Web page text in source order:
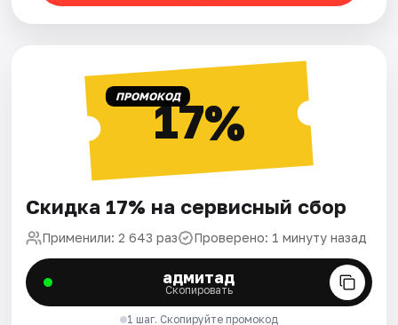
ПРОМОКОД17%
Скидка 17% на сервисный сбор
Применили: 2 643 раз Проверено: 1 минуту назад
адмитад
Скопировать
1 шаг. Скопируйте промокод